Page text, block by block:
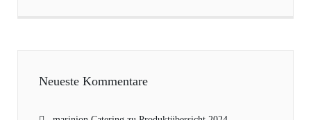
Neueste Kommentare